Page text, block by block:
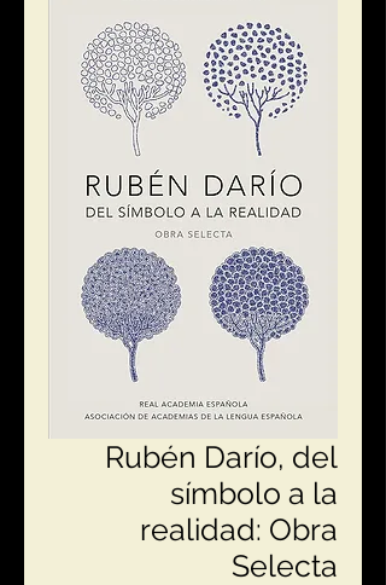
Rubén Darío, del
símbolo a la
realidad: Obra
Selecta